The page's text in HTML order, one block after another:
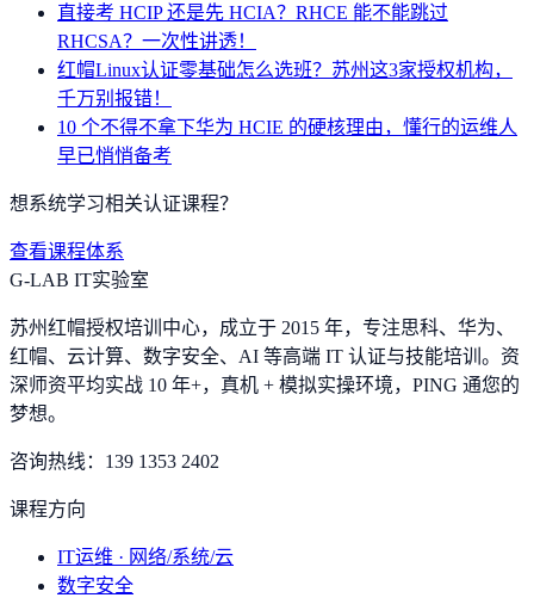
直接考 HCIP 还是先 HCIA？RHCE 能不能跳过
RHCSA？一次性讲透！
红帽Linux认证零基础怎么选班？苏州这3家授权机构，
千万别报错！
10 个不得不拿下华为 HCIE 的硬核理由，懂行的运维人
早已悄悄备考
想系统学习相关认证课程？
查看课程体系
G-LAB IT实验室
苏州红帽授权培训中心，成立于 2015 年，专注思科、华为、
红帽、云计算、数字安全、AI 等高端 IT 认证与技能培训。资
深师资平均实战 10 年+，真机 + 模拟实操环境， PING 通您的
梦想。
咨询热线： 139 1353 2402
课程方向
IT运维 · 网络/系统/云
数字安全